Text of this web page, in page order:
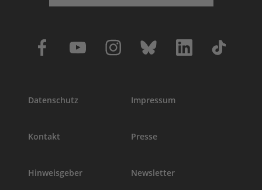
Datenschutz Impressum
Kontakt Presse
Hinweisgeber Newsletter